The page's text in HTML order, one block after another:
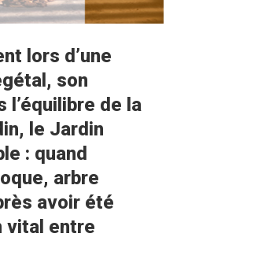
lors d’une
son
de la
le Jardin
: quand
arbre
avoir été
vital entre